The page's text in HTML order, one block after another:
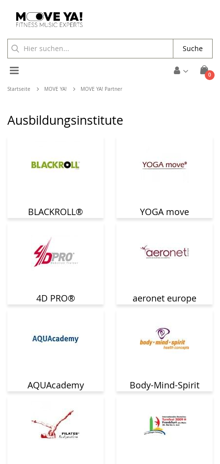
Cart
0
Toggle
Nav
Suche
Startseite MOVE YA! MOVE YA! Partner
Ausbildungsinstitute
BLACKROLL® YOGA move
4D PRO® aeronet europe
AQUAcademy Body-Mind-Spirit